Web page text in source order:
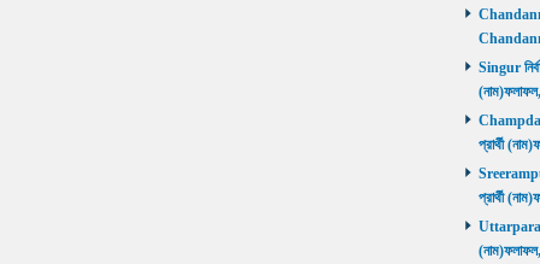
Singur
প্রার্থী
প্রার্থী
Uttarpara